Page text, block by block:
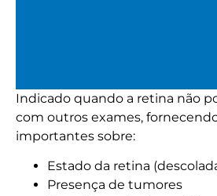
Ultrassom ou
Indicado quando a retina não
com outros exames,
importantes sobre:
Estado da retina
Presença de tumores